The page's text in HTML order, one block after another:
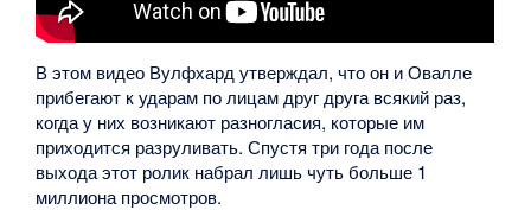
В этом видео Вулфхард утверждал, что он и Овалле
прибегают к ударам по лицам друг друга всякий раз,
когда у них возникают разногласия, которые им
приходится разруливать. Спустя три года после
выхода этот ролик набрал лишь чуть больше 1
миллиона просмотров.